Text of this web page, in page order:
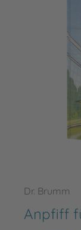
Dr. Brumm
Anpfiff